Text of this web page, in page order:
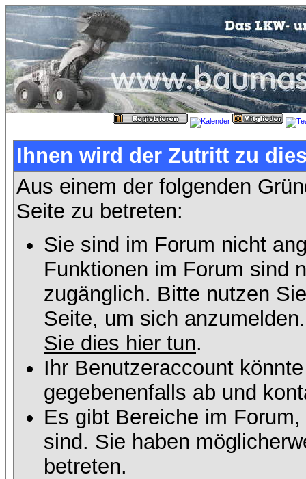
Ihnen wird der Zutritt zu
Aus einem der folgenden
Seite zu betreten:
Sie sind im Forum nicht
Funktionen im Forum sind
zugänglich. Bitte nutzen
Seite, um sich
Sie dies hier tun.
Ihr Benutzeraccount
gegebenenfalls ab und
Es gibt Bereiche im
sind. Sie haben
betreten.